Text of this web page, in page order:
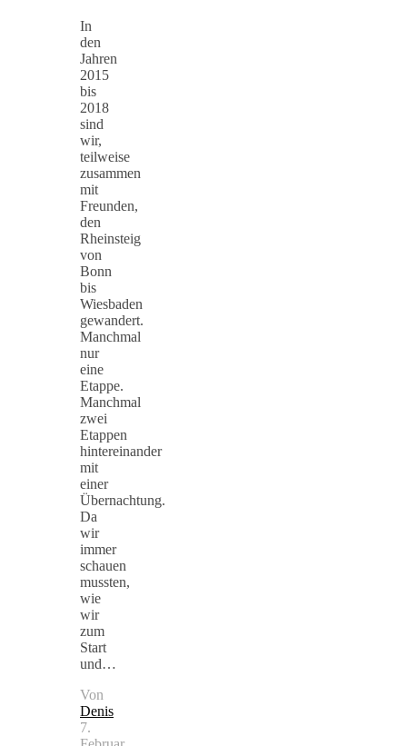
In
den
Jahren
2015
bis
2018
sind
wir,
teilweise
zusammen
mit
Freunden,
den
Rheinsteig
von
Bonn
bis
Wiesbaden
gewandert.
Manchmal
nur
eine
Etappe.
Manchmal
zwei
Etappen
hintereinander
mit
einer
Übernachtung.
Da
wir
immer
schauen
mussten,
wie
wir
zum
Start
und…
Von
Denis
7.